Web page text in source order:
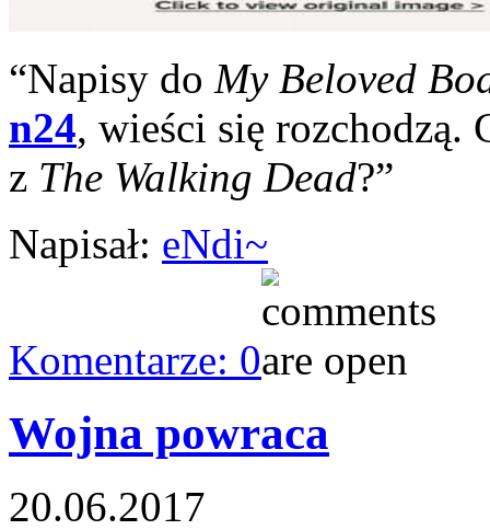
“Napisy do My Beloved
n24, wieści się
z The Walking Dead?”
Napisał: eNdi~
Komentarze: 0
Wojna powraca
20.06.2017